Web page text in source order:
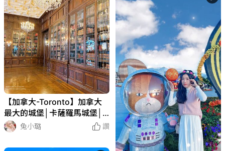
【加拿大-Toronto】加拿大
最大的城堡│卡薩羅馬城堡│C
asa Loma
兔小璐 讚